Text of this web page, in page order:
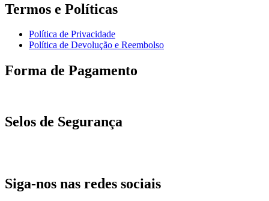
Termos e Políticas
Política de Privacidade
Política de Devolução e Reembolso
Forma de Pagamento
Selos de Segurança
Siga-nos nas redes sociais